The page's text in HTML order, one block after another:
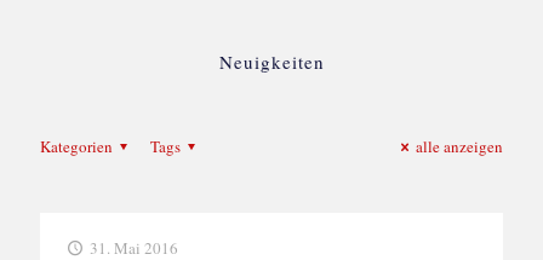
Neuigkeiten
Kategorien Tags alle anzeigen
31. Mai 2016